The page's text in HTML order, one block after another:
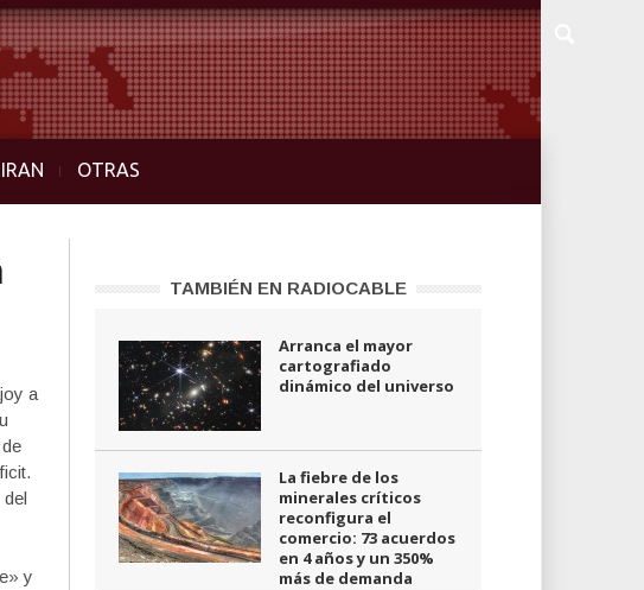
OTRAS
a
y
TAMBIÉN EN RADIOCABLE
Arranca el mayor
cartografiado
dinámico del universo
La fiebre de los
minerales críticos
reconfigura el
comercio: 73 acuerdos
en 4 años y un 350%
más de demanda